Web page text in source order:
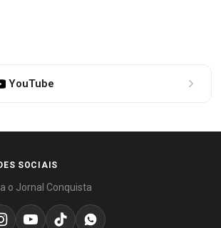
YouTube
SOCIAIS
o Jornal Conquista